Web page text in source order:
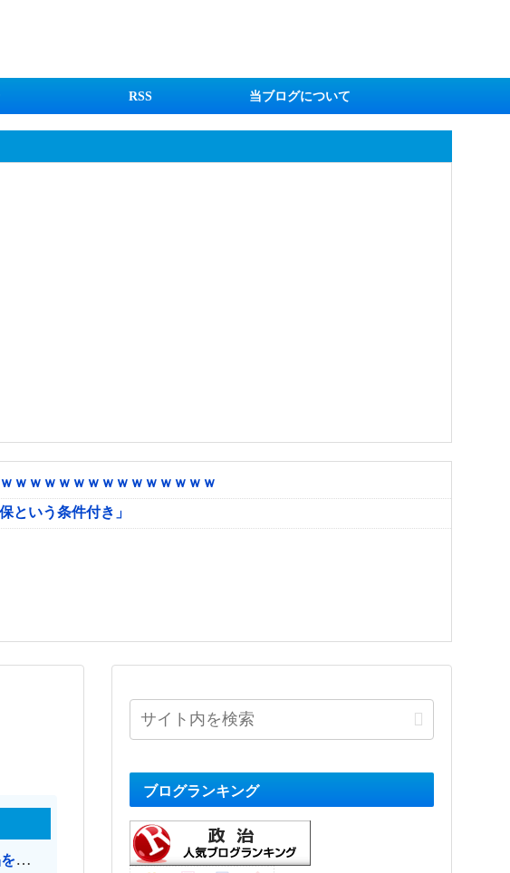
RSS 当ブログについて
ｗｗｗｗｗｗｗｗｗｗｗｗｗｗ
という条件付き」
【消費税率1％】 「下げるのが筋なんですけど…」消費減税で値下がりする分と同じだけ商品を値上げして店頭価格を変えない店も
ブログランキング